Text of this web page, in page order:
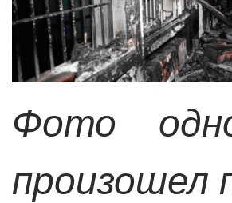
Фото
произошел